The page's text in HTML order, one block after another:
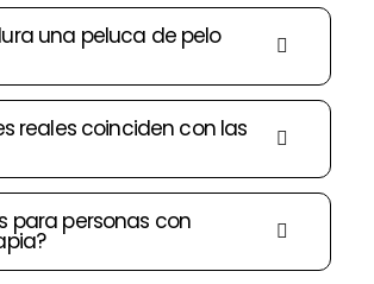
una peluca de pelo
reales coinciden con las
para personas con